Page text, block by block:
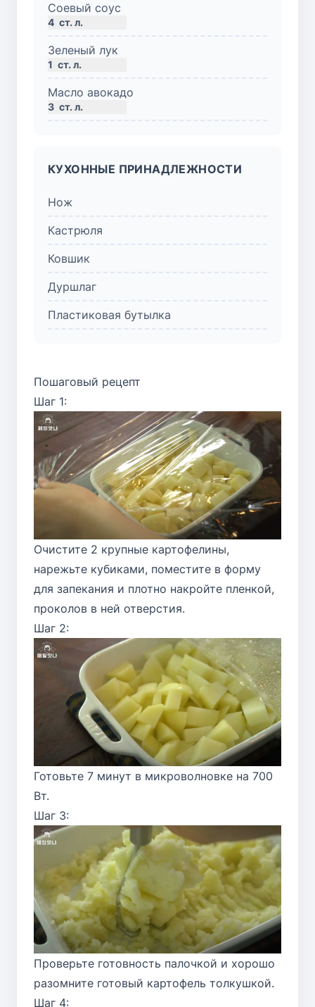
Соевый соус
4 ст. л.
Зеленый лук
1 ст. л.
Масло авокадо
3 ст. л.
КУХОННЫЕ ПРИНАДЛЕЖНОСТИ
Нож
Кастрюля
Ковшик
Дуршлаг
Пластиковая бутылка
Пошаговый рецепт
Шаг 1:
Очистите 2 крупные картофелины,
нарежьте кубиками, поместите в форму
для запекания и плотно накройте пленкой,
проколов в ней отверстия.
Шаг 2:
Готовьте 7 минут в микроволновке на 700
Вт.
Шаг 3:
Проверьте готовность палочкой и хорошо
разомните готовый картофель толкушкой.
Шаг 4: